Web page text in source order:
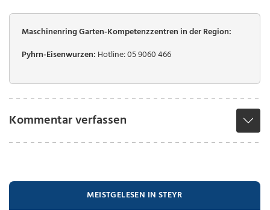
Maschinenring Garten-Kompetenzzentren in der Region:
Pyhrn-Eisenwurzen: Hotline: 05 9060 466
Kommentar verfassen
MEISTGELESEN IN STEYR